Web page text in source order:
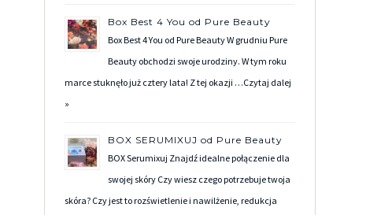
Box Best 4 You od Pure Beauty
Box Best 4 You od Pure Beauty W grudniu Pure
Beauty obchodzi swoje urodziny. W tym roku
marce stuknęło już cztery lata! Z tej okazji …Czytaj dalej
»
BOX SERUMIXUJ od Pure Beauty
BOX Serumixuj Znajdź idealne połączenie dla
swojej skóry Czy wiesz czego potrzebuje twoja
skóra? Czy jest to rozświetlenie i nawilżenie, redukcja